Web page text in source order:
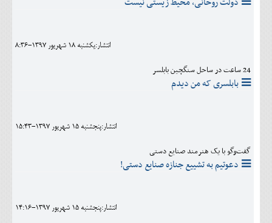
انتشار:يکشنبه 18 شهريور 1397-8:36
24 ساعت در ساحل سنگچین بابلسر
بابلسری که من دیدم
انتشار:پنجشنبه 15 شهريور 1397-15:43
گفت‌وگو با یک هنرمند صنایع دستی
دعوتیم به تشییع جنازه صنایع دستی!
انتشار:پنجشنبه 15 شهريور 1397-14:16